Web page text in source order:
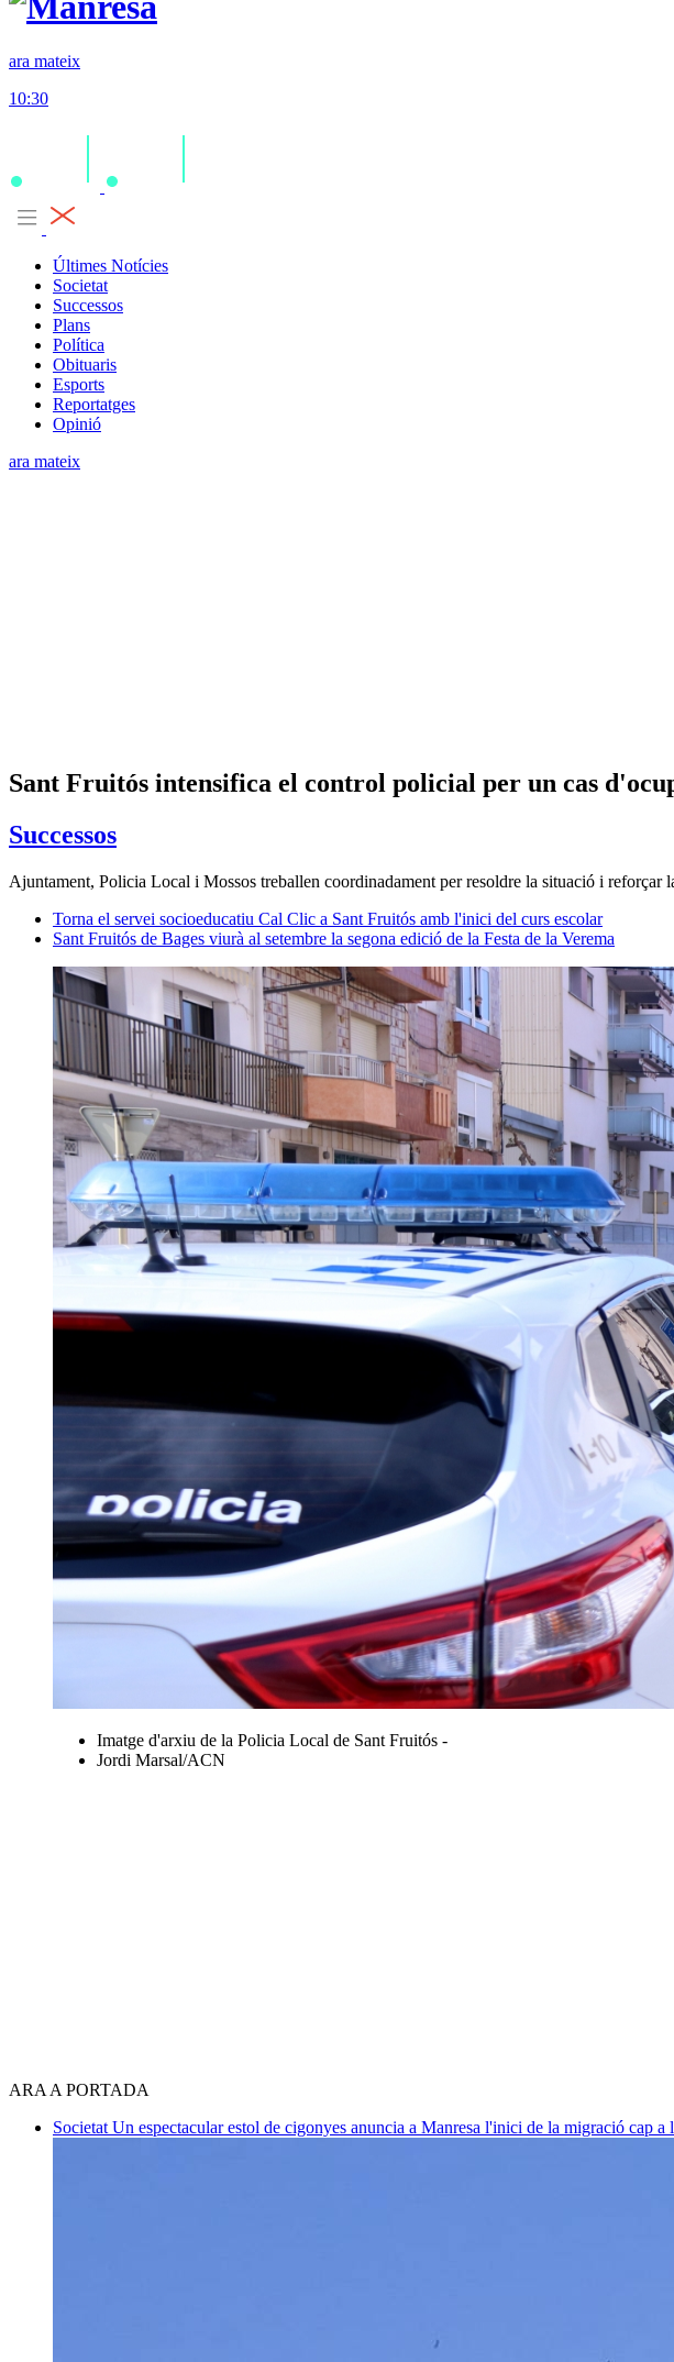
ara mateix
10:30
Últimes Notícies
Societat
Successos
Plans
Política
Obituaris
Esports
Reportatges
Opinió
ara mateix
Sant Fruitós intensifica el control policial per un cas
Successos
Ajuntament, Policia Local i Mossos treballen coordinadament per resoldre la situació i reforçar
Torna el servei socioeducatiu Cal Clic a Sant Fruitós amb l'inici del curs escolar
Sant Fruitós de Bages viurà al setembre la segona edició de la Festa de la Verema
Imatge d'arxiu de la Policia Local de Sant Fruitós -
Jordi Marsal/ACN
ARA A PORTADA
Societat Un espectacular estol de cigonyes anuncia a Manresa l'inici de la migració cap a